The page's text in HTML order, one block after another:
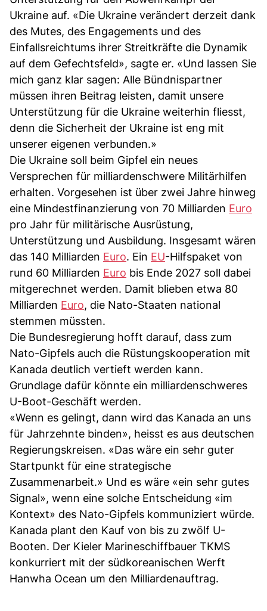
Ukraine auf. «Die Ukraine verändert derzeit dank
des Mutes, des Engagements und des
Einfallsreichtums ihrer Streitkräfte die Dynamik
auf dem Gefechtsfeld», sagte er. «Und lassen Sie
mich ganz klar sagen: Alle Bündnispartner
müssen ihren Beitrag leisten, damit unsere
Unterstützung für die Ukraine weiterhin fliesst,
denn die Sicherheit der Ukraine ist eng mit
unserer eigenen verbunden.»
Die Ukraine soll beim Gipfel ein neues
Versprechen für milliardenschwere Militärhilfen
erhalten. Vorgesehen ist über zwei Jahre hinweg
eine Mindestfinanzierung von 70 Milliarden Euro
pro Jahr für militärische Ausrüstung,
Unterstützung und Ausbildung. Insgesamt wären
das 140 Milliarden Euro. Ein EU-Hilfspaket von
rund 60 Milliarden Euro bis Ende 2027 soll dabei
mitgerechnet werden. Damit blieben etwa 80
Milliarden Euro, die Nato-Staaten national
stemmen müssten.
Die Bundesregierung hofft darauf, dass zum
Nato-Gipfels auch die Rüstungskooperation mit
Kanada deutlich vertieft werden kann.
Grundlage dafür könnte ein milliardenschweres
U-Boot-Geschäft werden.
«Wenn es gelingt, dann wird das Kanada an uns
für Jahrzehnte binden», heisst es aus deutschen
Regierungskreisen. «Das wäre ein sehr guter
Startpunkt für eine strategische
Zusammenarbeit.» Und es wäre «ein sehr gutes
Signal», wenn eine solche Entscheidung «im
Kontext» des Nato-Gipfels kommuniziert würde.
Kanada plant den Kauf von bis zu zwölf U-
Booten. Der Kieler Marineschiffbauer TKMS
konkurriert mit der südkoreanischen Werft
Hanwha Ocean um den Milliardenauftrag.